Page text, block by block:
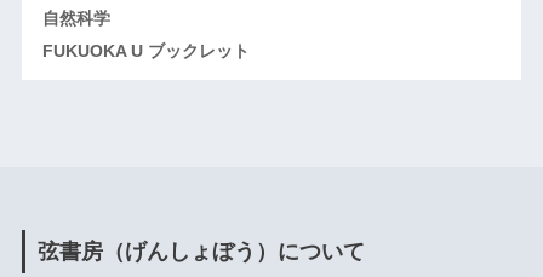
自然科学
FUKUOKA U ブックレット
弦書房（げんしょぼう）について